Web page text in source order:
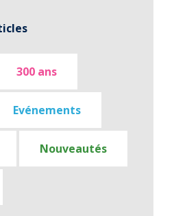
300 ans
Evénements
Nouveautés